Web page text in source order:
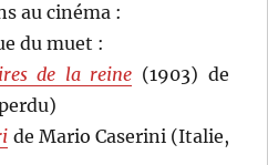
au cinéma :
du muet :
de la reine (1903) de
de Mario Caserini (Italie,